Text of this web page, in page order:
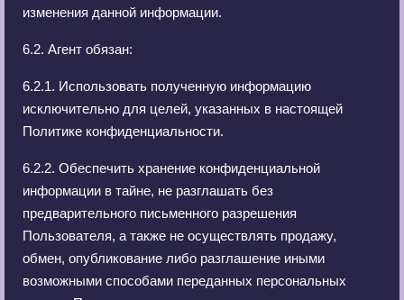
изменения данной информации.
6.2. Агент обязан:
6.2.1. Использовать полученную информацию
исключительно для целей, указанных в настоящей
Политике конфиденциальности.
6.2.2. Обеспечить хранение конфиденциальной
информации в тайне, не разглашать без
предварительного письменного разрешения
Пользователя, а также не осуществлять продажу,
обмен, опубликование либо разглашение иными
возможными способами переданных персональных